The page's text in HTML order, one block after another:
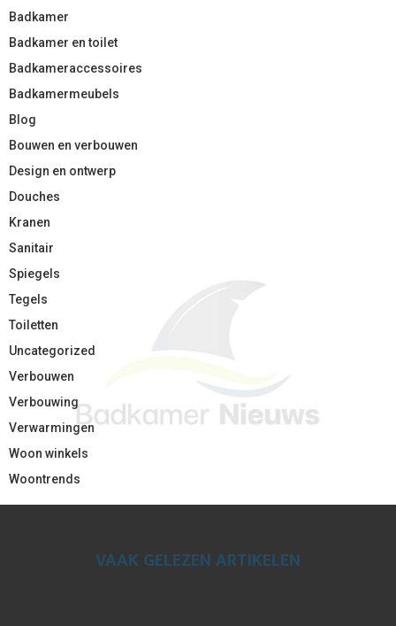
Badkamer
Badkamer en toilet
Badkameraccessoires
Badkamermeubels
Blog
Bouwen en verbouwen
Design en ontwerp
Douches
Kranen
Sanitair
Spiegels
Tegels
Toiletten
Uncategorized
Verbouwen
Verbouwing
Verwarmingen
Woon winkels
Woontrends
VAAK GELEZEN ARTIKELEN